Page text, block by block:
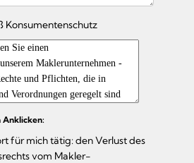
Konsumentenschutz
Anklicken:
für mich tätig: den Verlust des
vom Makler-